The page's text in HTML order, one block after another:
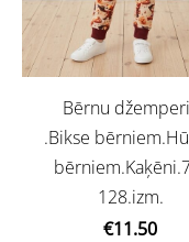
Bērnu
.Bikse
128.izm.
€11.50